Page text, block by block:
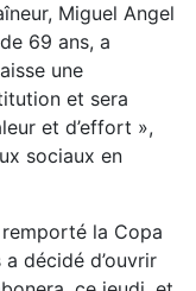
Miguel Angel
69 ans, a
une
et sera
et d’effort »,
sociaux en
la Copa
décidé d’ouvrir